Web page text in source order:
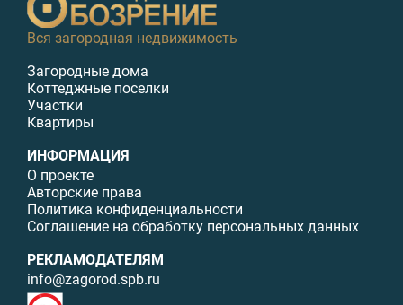
Вся загородная недвижимость
Загородные дома
Коттеджные поселки
Участки
Квартиры
ИНФОРМАЦИЯ
О проекте
Авторские права
Политика конфиденциальности
Соглашение на обработку персональных данных
РЕКЛАМОДАТЕЛЯМ
info@zagorod.spb.ru